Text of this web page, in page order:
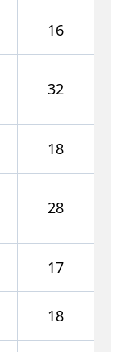
16
32
18
28
17
18